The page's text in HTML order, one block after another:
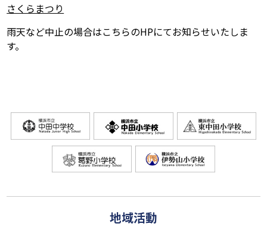
さくらまつり
雨天など中止の場合はこちらのHPにてお知らせいたしま
す。
地域活動